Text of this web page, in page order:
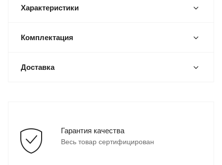
Характеристики
Комплектация
Доставка
Гарантия качества
Весь товар сертифицирован